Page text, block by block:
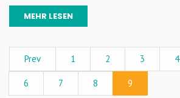
MEHR LESEN
Prev 1 2 3 4
6 7 8 9